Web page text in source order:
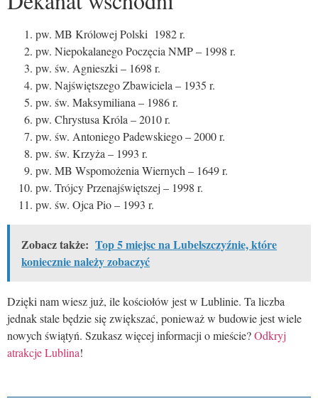
pw. MB Królowej Polski 1982 r.
pw. Niepokalanego Poczęcia NMP – 1998 r.
pw. św. Agnieszki – 1698 r.
pw. Najświętszego Zbawiciela – 1935 r.
pw. św. Maksymiliana – 1986 r.
pw. Chrystusa Króla – 2010 r.
pw. św. Antoniego Padewskiego – 2000 r.
pw. św. Krzyża – 1993 r.
pw. MB Wspomożenia Wiernych – 1649 r.
pw. Trójcy Przenajświętszej – 1998 r.
pw. św. Ojca Pio – 1993 r.
Zobacz także: Top 5 miejsc na Lubelszczyźnie, które
koniecznie należy zobaczyć
Dzięki nam wiesz już, ile kościołów jest w Lublinie. Ta liczba
jednak stale będzie się zwiększać, ponieważ w budowie jest wiele
nowych świątyń. Szukasz więcej informacji o mieście?Odkryj
atrakcje Lublina!